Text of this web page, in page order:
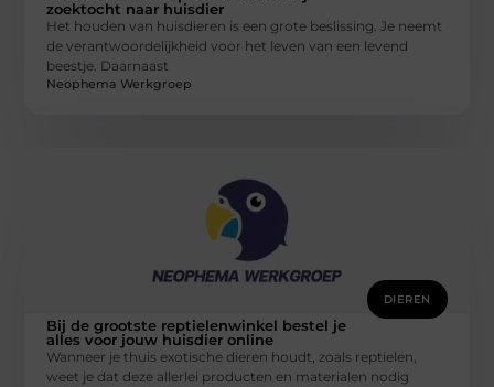
zoektocht naar huisdier
Het houden van huisdieren is een grote beslissing. Je neemt
de verantwoordelijkheid voor het leven van een levend
beestje. Daarnaast
Neophema Werkgroep
DIEREN
Bij de grootste reptielenwinkel bestel je
alles voor jouw huisdier online
Wanneer je thuis exotische dieren houdt, zoals reptielen,
weet je dat deze allerlei producten en materialen nodig